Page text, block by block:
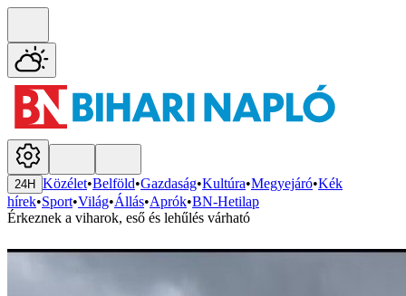
24H Közélet•Belföld•Gazdaság•Kultúra•Megyejáró•Kék
hírek•Sport•Világ•Állás•Aprók•BN-Hetilap
Érkeznek a viharok, eső és lehűlés várható